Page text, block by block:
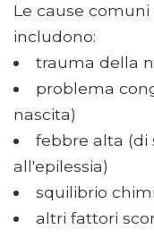
Le cause
includono:
trauma della
problema
nascita)
febbre alta (di
all'epilessia)
squilibrio
altri fattori